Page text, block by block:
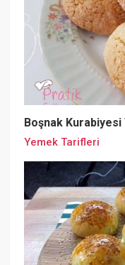
Boşnak
Yemek Tarifleri